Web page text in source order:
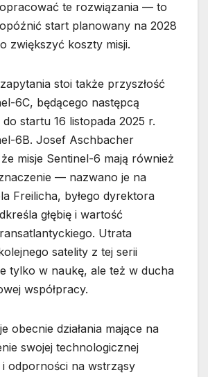
te rozwiązania — to
start planowany na 2028
zwiększyć koszty misji.
stoi także przyszłość
6C, będącego następcą
startu 16 listopada 2025 r.
6B. Josef Aschbacher
misje Sentinel-6 mają również
— nazwano je na
Freilicha, byłego dyrektora
głębię i wartość
Utrata
satelity z tej serii
tylko w naukę, ale też w ducha
współpracy.
obecnie działania mające na
swojej technologicznej
i odporności na wstrząsy